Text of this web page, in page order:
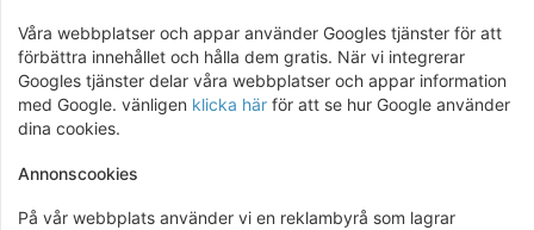
Våra webbplatser och appar använder Googles tjänster för att
förbättra innehållet och hålla dem gratis. När vi integrerar
Googles tjänster delar våra webbplatser och appar information
med Google. vänligen klicka här för att se hur Google använder
dina cookies.
Annonscookies
På vår webbplats använder vi en reklambyrå som lagrar